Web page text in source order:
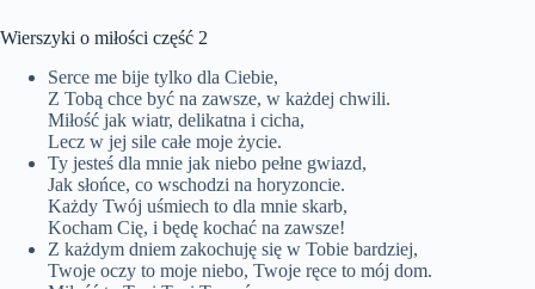
Wierszyki o miłości część 2
Serce me bije tylko dla Ciebie,
Z Tobą chce być na zawsze, w każdej chwili.
Miłość jak wiatr, delikatna i cicha,
Lecz w jej sile całe moje życie.
Ty jesteś dla mnie jak niebo pełne gwiazd,
Jak słońce, co wschodzi na horyzoncie.
Każdy Twój uśmiech to dla mnie skarb,
Kocham Cię, i będę kochać na zawsze!
Z każdym dniem zakochuję się w Tobie bardziej,
Twoje oczy to moje niebo, Twoje ręce to mój dom.